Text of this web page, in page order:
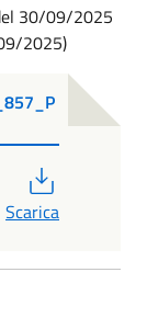
30/09/2025
2025)
Scarica